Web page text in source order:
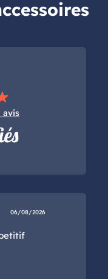
avis
06/08/2026